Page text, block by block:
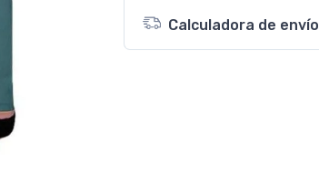
Calculadora de envío